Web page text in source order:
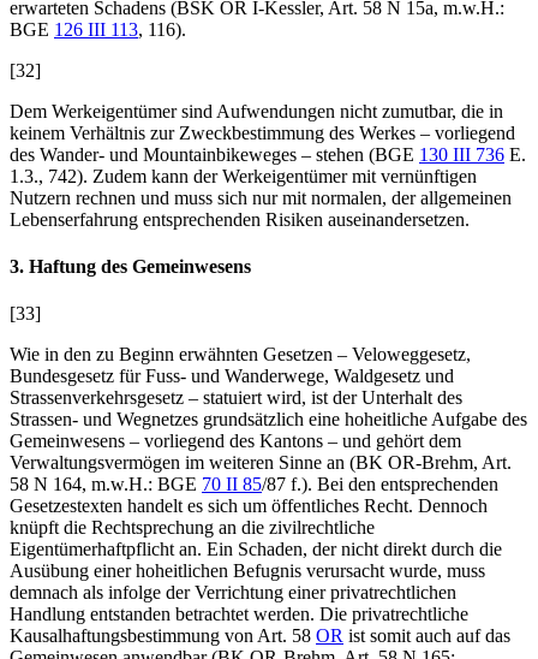
erwarteten Schadens (BSK OR I-Kessler, Art. 58 N 15a, m.w.H.:
BGE 126 III 113, 116).
[32]
Dem Werkeigentümer sind Aufwendungen nicht zumutbar, die in
keinem Verhältnis zur Zweckbestimmung des Werkes – vorliegend
des Wander- und Mountainbikeweges – stehen (BGE 130 III 736 E.
1.3., 742). Zudem kann der Werkeigentümer mit vernünftigen
Nutzern rechnen und muss sich nur mit normalen, der allgemeinen
Lebenserfahrung entsprechenden Risiken auseinandersetzen.
3. Haftung des Gemeinwesens
[33]
Wie in den zu Beginn erwähnten Gesetzen – Veloweggesetz,
Bundesgesetz für Fuss- und Wanderwege, Waldgesetz und
Strassenverkehrsgesetz – statuiert wird, ist der Unterhalt des
Strassen- und Wegnetzes grundsätzlich eine hoheitliche Aufgabe des
Gemeinwesens – vorliegend des Kantons – und gehört dem
Verwaltungsvermögen im weiteren Sinne an (BK OR-Brehm, Art.
58 N 164, m.w.H.: BGE 70 II 85/87 f.). Bei den entsprechenden
Gesetzestexten handelt es sich um öffentliches Recht. Dennoch
knüpft die Rechtsprechung an die zivilrechtliche
Eigentümerhaftpflicht an. Ein Schaden, der nicht direkt durch die
Ausübung einer hoheitlichen Befugnis verursacht wurde, muss
demnach als infolge der Verrichtung einer privatrechtlichen
Handlung entstanden betrachtet werden. Die privatrechtliche
Kausalhaftungsbestimmung von Art. 58 OR ist somit auch auf das